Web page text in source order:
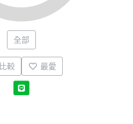
全部
比較 最愛